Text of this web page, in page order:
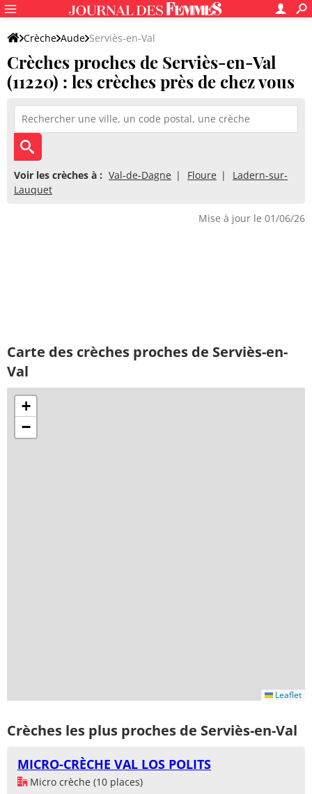
Crèche Aude Serviès-en-Val
Crèches proches de Serviès-en-Val
(11220) : les crèches près de chez vous
Voir les crèches à : Val-de-Dagne Floure
Ladern-sur-
Lauquet
Mise à jour le 01/06/26
Carte des crèches proches de Serviès-en-
Val
+
−
Leaflet
Crèches les plus proches de Serviès-en-Val
MICRO-CRÈCHE VAL LOS POLITS
Micro crèche (10 places)